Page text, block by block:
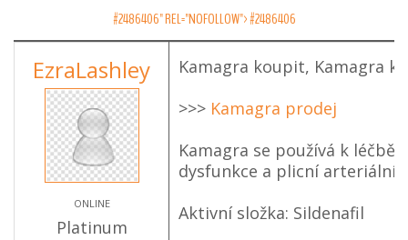
#2486406" REL="NOFOLLOW">#2486406
EzraLashley
ONLINE
Platinum
Kamagra koupit, Kamagra
>>> Kamagra prodej
Kamagra se používá k léčbě
dysfunkce a plicní arteriální
Aktivní složka: Sildenafil